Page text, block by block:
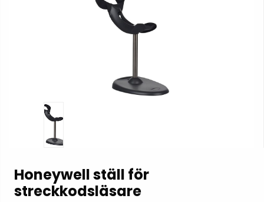
Honeywell ställ för
streckkodsläsare